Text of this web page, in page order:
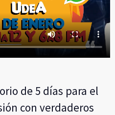
de 5 días para el
con verdaderos